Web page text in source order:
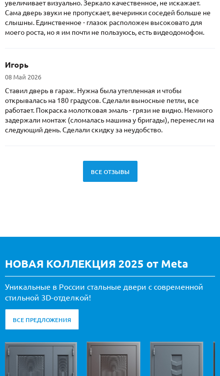
увеличивает визуально. Зеркало качественное, не искажает.
Сама дверь звуки не пропускает, вечеринки соседей больше не
слышны. Единственное - глазок расположен высоковато для
моего роста, но я им почти не пользуюсь, есть видеодомофон.
Игорь
08 Май 2026
Ставил дверь в гараж. Нужна была утепленная и чтобы
открывалась на 180 градусов. Сделали выносные петли, все
работает. Покраска молотковая эмаль - грязи не видно. Немного
задержали монтаж (сломалась машина у бригады), перенесли на
следующий день. Сделали скидку за неудобство.
ВСЕ ОТЗЫВЫ
НОВАЯ КОЛЛЕКЦИЯ 2025 от Meta
Уникальные в России стальные двери с современной
стильной 3D-отделкой!
ВСЕ ПРЕДЛОЖЕНИЯ